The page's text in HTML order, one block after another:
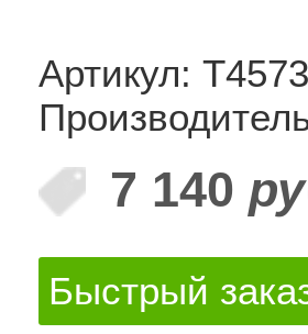
Артикул:
7 140
Быстрый